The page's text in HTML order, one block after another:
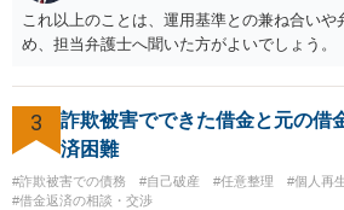
これ以上のことは、運用基準との兼ね合いや
め、担当弁護士へ聞いた方がよいでしょう。
3
詐欺被害でできた借金と元の借
済困難
#詐欺被害での債務 #自己破産 #任意整理 #個人再
#借金返済の相談・交渉